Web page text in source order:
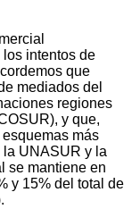
intentos de
que
mediados del
regiones
y que,
más
UNASUR y la
se mantiene en
y 15% del total de